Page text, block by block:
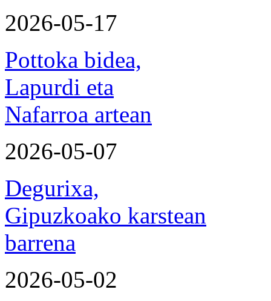
2026-05-17
Pottoka bidea,
Lapurdi eta
Nafarroa artean
2026-05-07
Degurixa,
Gipuzkoako karstean
barrena
2026-05-02